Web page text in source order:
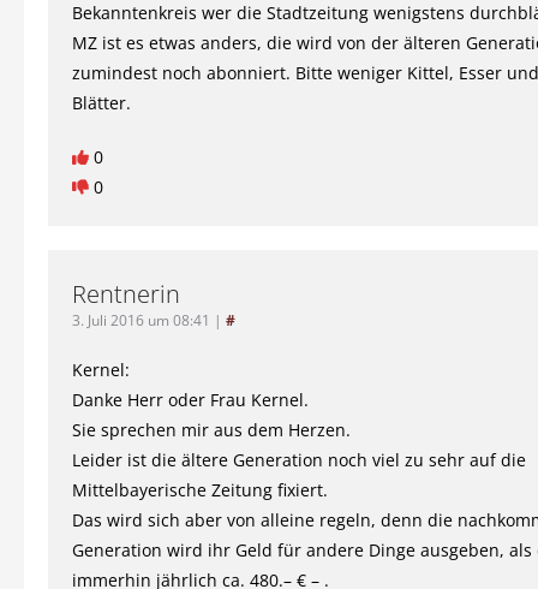
Bekanntenkreis wer die Stadtzeitung wenigstens
MZ ist es etwas anders, die wird von der älteren
zumindest noch abonniert. Bitte weniger Kittel, Esser
Blätter.
0
0
Rentnerin
3. Juli 2016 um 08:41 | #
Kernel:
Danke Herr oder Frau Kernel.
Sie sprechen mir aus dem Herzen.
Leider ist die ältere Generation noch viel zu sehr auf die
Mittelbayerische Zeitung fixiert.
Das wird sich aber von alleine regeln, denn die
Generation wird ihr Geld für andere Dinge ausgeben, als
immerhin jährlich ca. 480.– € – .